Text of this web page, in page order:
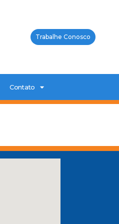
Trabalhe Conosco
Contato